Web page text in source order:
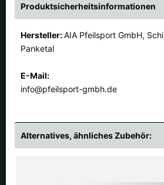
Produktsicherheitsinformationen
Hersteller:AIA Pfeilsport GmbH,
Panketal
E-Mail:
info@pfeilsport-gmbh.de
Alternatives, ähnliches Zubehör: